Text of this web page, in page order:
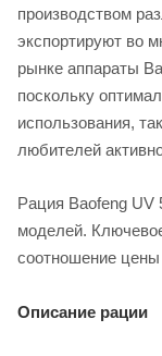
производством
экспортируют во
рынке аппараты
поскольку
использования,
любителей
Рация Baofeng
моделей.
соотношение цены
Описание рации